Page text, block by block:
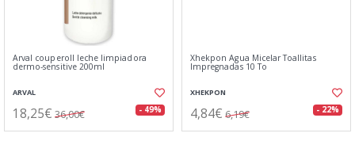
Arval couperoll leche limpiadora
dermo-sensitive 200ml
ARVAL
18,25€ 36,00€ - 49%
Xhekpon Agua Micelar Toallitas
Impregnadas 10 To
XHEKPON
4,84€ 6,19€ - 22%